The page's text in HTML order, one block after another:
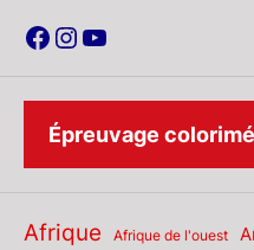
Facebook
Instagram
YouTube
Épreuvage
Afrique Afrique de l'ouest